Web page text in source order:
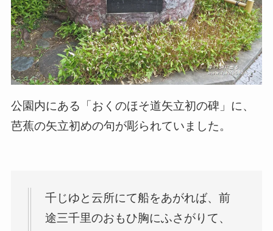
公園内にある「おくのほそ道矢立初の碑」に、
芭蕉の矢立初めの句が彫られていました。
千じゆと云所にて船をあがれば、前
途三千里のおもひ胸にふさがりて、